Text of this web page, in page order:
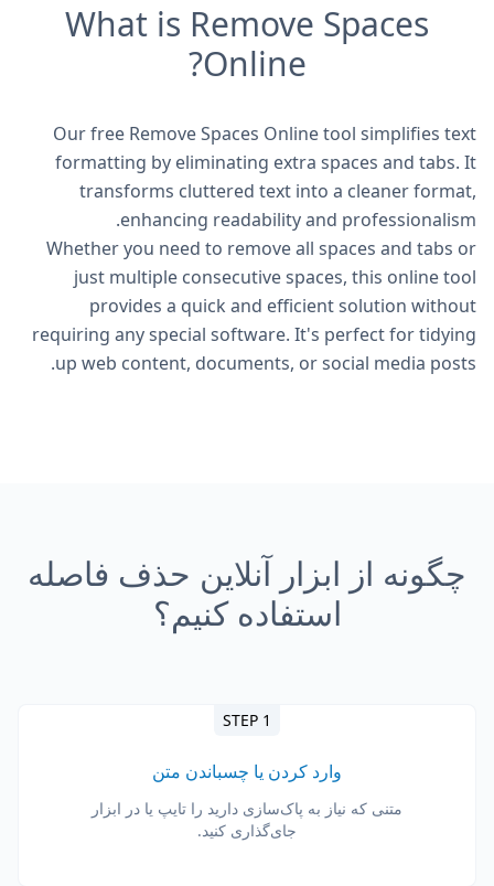
What is Remove Spaces
Online?
Our free Remove Spaces Online tool simplifies text
formatting by eliminating extra spaces and tabs. It
transforms cluttered text into a cleaner format,
enhancing readability and professionalism.
Whether you need to remove all spaces and tabs or
just multiple consecutive spaces, this online tool
provides a quick and efficient solution without
requiring any special software. It's perfect for tidying
up web content, documents, or social media posts.
چگونه از ابزار آنلاین حذف فاصله
استفاده کنیم؟
STEP 1
وارد کردن یا چسباندن متن
متنی که نیاز به پاک‌سازی دارید را تایپ یا در ابزار
جای‌گذاری کنید.